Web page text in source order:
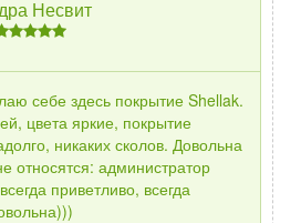
Несвит
себе здесь покрытие Shellak.
цвета яркие, покрытие
никаких сколов. Довольна
относятся: администратор
приветливо, всегда